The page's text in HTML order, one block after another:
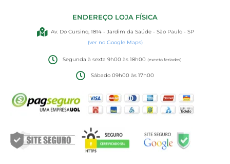
ENDEREÇO LOJA FÍSICA
Av. Do Cursino, 1814 - Jardim da Saúde - São Paulo - SP
(ver no Google Maps)
Segunda à sexta 9h00 às 18h00(exceto feriados)
Sábado 09h00 às 17h00